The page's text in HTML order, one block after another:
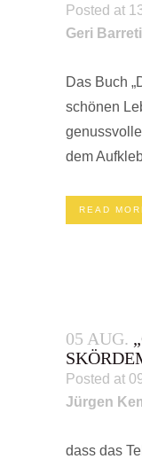
Posted at
Geri Barreti
Das Buch
schönen
dem
READ
05 AUG.
Posted at
Jürgen
dass das